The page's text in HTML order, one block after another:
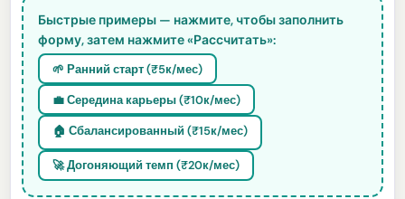
Быстрые примеры — нажмите, чтобы заполнить
форму, затем нажмите «Рассчитать»:
🌱 Ранний старт (₹5к/мес)
💼 Середина карьеры (₹10к/мес)
🏠 Сбалансированный (₹15к/мес)
🚀 Догоняющий темп (₹20к/мес)